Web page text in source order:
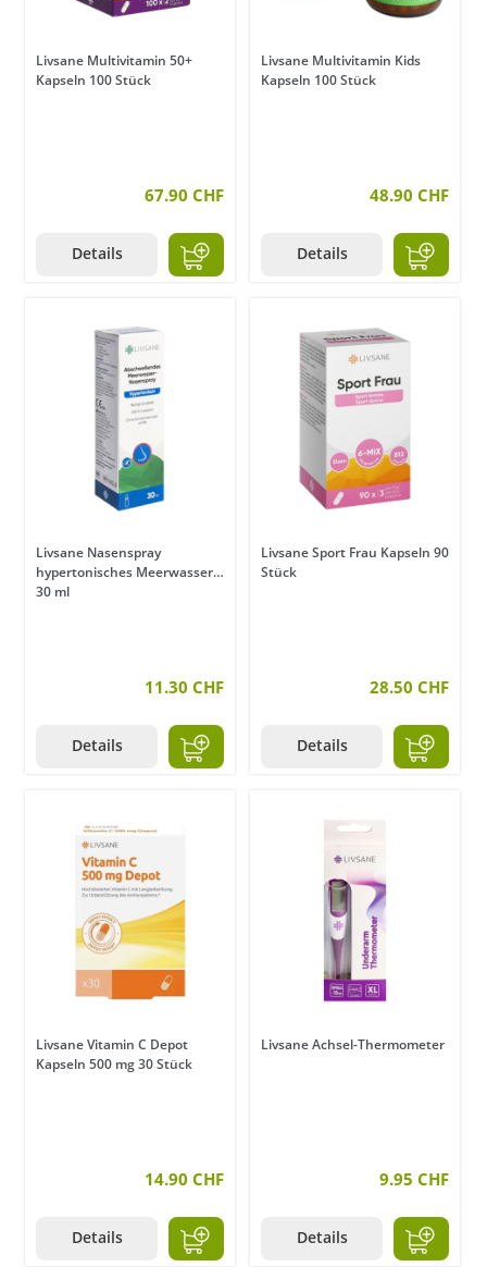
Livsane Multivitamin 50+
Kapseln 100 Stück
67.90 CHF
Details
Livsane Multivitamin Kids
Kapseln 100 Stück
48.90 CHF
Details
Livsane Nasenspray
hypertonisches Meerwasser
30 ml
11.30 CHF
Details
Livsane Sport Frau Kapseln 90
Stück
28.50 CHF
Details
Livsane Vitamin C Depot
Kapseln 500 mg 30 Stück
14.90 CHF
Details
Livsane Achsel-Thermometer
9.95 CHF
Details